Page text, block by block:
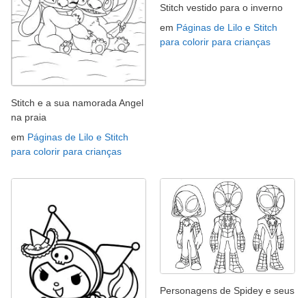
Stitch e a sua namorada Angel
na praia
em Páginas de Lilo e Stitch
para colorir para crianças
Stitch vestido para o inverno
em Páginas de Lilo e Stitch
para colorir para crianças
Personagens de Spidey e seus